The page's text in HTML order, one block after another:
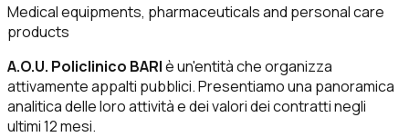
Medical equipments, pharmaceuticals and personal care
products
A.O.U. Policlinico BARIè un'entità che organizza
attivamente appalti pubblici. Presentiamo una panoramica
analitica delle loro attività e dei valori dei contratti negli
ultimi 12 mesi.